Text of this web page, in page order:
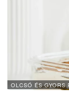
OLCSÓ ÉS GYORS